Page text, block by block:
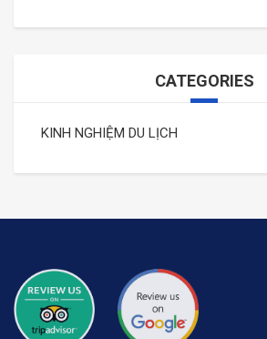
CATEGORIES
KINH NGHIỆM DU LỊCH